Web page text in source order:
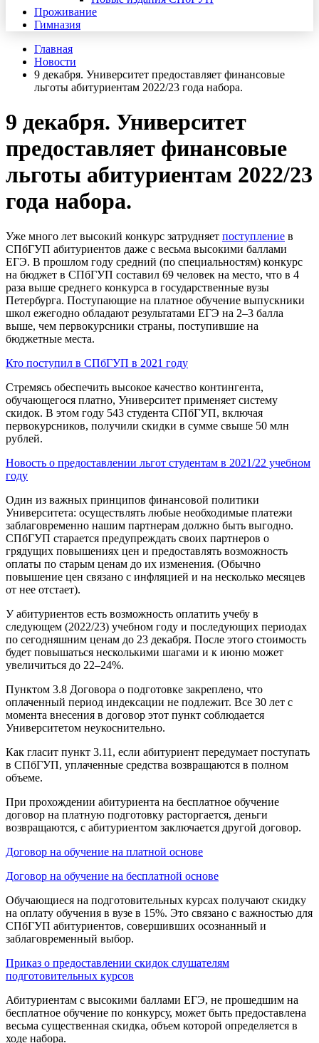
Проживание
Гимназия
Главная
Новости
9 декабря. Университет предоставляет финансовые
льготы абитуриентам 2022/23 года набора.
9 декабря. Университет
предоставляет финансовые
льготы абитуриентам 2022/23
года набора.
Уже много лет высокий конкурс затрудняет поступление в
СПбГУП абитуриентов даже с весьма высокими баллами
ЕГЭ. В прошлом году средний (по специальностям) конкурс
на бюджет в СПбГУП составил 69 человек на место, что в 4
раза выше среднего конкурса в государственные вузы
Петербурга. Поступающие на платное обучение выпускники
школ ежегодно обладают результатами ЕГЭ на 2–3 балла
выше, чем первокурсники страны, поступившие на
бюджетные места.
Кто поступил в СПбГУП в 2021 году
Стремясь обеспечить высокое качество контингента,
обучающегося платно, Университет применяет систему
скидок. В этом году 543 студента СПбГУП, включая
первокурсников, получили скидки в сумме свыше 50 млн
рублей.
Новость о предоставлении льгот студентам в 2021/22 учебном
году
Один из важных принципов финансовой политики
Университета: осуществлять любые необходимые платежи
заблаговременно нашим партнерам должно быть выгодно.
СПбГУП старается предупреждать своих партнеров о
грядущих повышениях цен и предоставлять возможность
оплаты по старым ценам до их изменения. (Обычно
повышение цен связано с инфляцией и на несколько месяцев
от нее отстает).
У абитуриентов есть возможность оплатить учебу в
следующем (2022/23) учебном году и последующих периодах
по сегодняшним ценам до 23 декабря. После этого стоимость
будет повышаться несколькими шагами и к июню может
увеличиться до 22–24%.
Пунктом 3.8 Договора о подготовке закреплено, что
оплаченный период индексации не подлежит. Все 30 лет с
момента внесения в договор этот пункт соблюдается
Университетом неукоснительно.
Как гласит пункт 3.11, если абитуриент передумает поступать
в СПбГУП, уплаченные средства возвращаются в полном
объеме.
При прохождении абитуриента на бесплатное обучение
договор на платную подготовку расторгается, деньги
возвращаются, с абитуриентом заключается другой договор.
Договор на обучение на платной основе
Договор на обучение на бесплатной основе
Обучающиеся на подготовительных курсах получают скидку
на оплату обучения в вузе в 15%. Это связано с важностью для
СПбГУП абитуриентов, совершивших осознанный и
заблаговременный выбор.
Приказ о предоставлении скидок слушателям
подготовительных курсов
Абитуриентам с высокими баллами ЕГЭ, не прошедшим на
бесплатное обучение по конкурсу, может быть предоставлена
весьма существенная скидка, объем которой определяется в
ходе набора.